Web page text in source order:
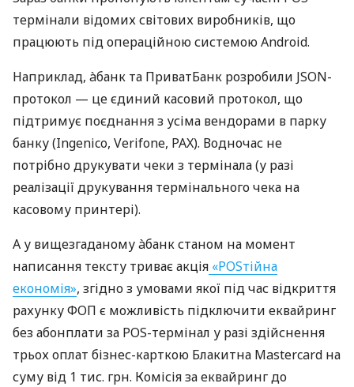
термінали відомих світових виробників, що
працюють під операційною системою Android.
Наприклад, àбанк та ПриватБанк розробили JSON-
протокол — це єдиний касовий протокол, що
підтримує поєднання з усіма вендорами в парку
банку (Ingenico, Verifone, PAX). Водночас не
потрібно друкувати чеки з термінала (у разі
реалізації друкування термінального чека на
касовому принтері).
А у вищезгаданому àбанк станом на момент
написання тексту триває акція «POSтійна
економія», згідно з умовами якої під час відкриття
рахунку ФОП є можливість підключити еквайринг
без абонплати за POS-термінал у разі здійснення
трьох оплат бізнес-карткою Блакитна Mastercard на
суму від 1 тис. грн. Комісія за еквайринг до